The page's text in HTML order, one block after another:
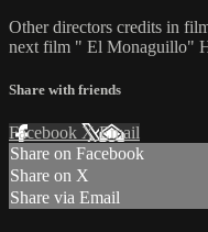
Other directors credits in
next film " El Monaguillo"
Share with friends
Facebook XEmail
Share on Facebook
Share on X
Share via Email